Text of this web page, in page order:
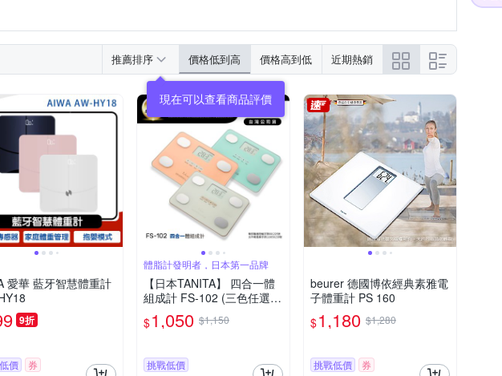
推薦排序 價格低到高 價格高到低 近期熱銷
現在可以查看商品評價
愛華 藍牙智慧體重計
9折
價 券
體脂計發明者，日本第一品牌
【日本TANITA】 四合一體
組成計 FS-102 (三色任選)-
台灣公司貨
$1,050 $1,150
挑戰低價
beurer 德國博依經典素雅電
子體重計 PS 160
$1,180 $1,280
挑戰低價 券